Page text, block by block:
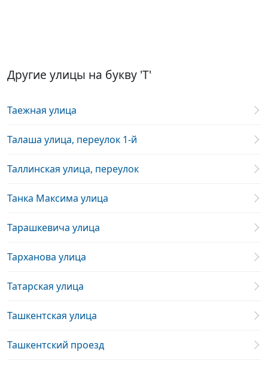
Другие улицы на букву 'Т'
Таежная улица
Талаша улица, переулок 1-й
Таллинская улица, переулок
Танка Максима улица
Тарашкевича улица
Тарханова улица
Татарская улица
Ташкентская улица
Ташкентский проезд